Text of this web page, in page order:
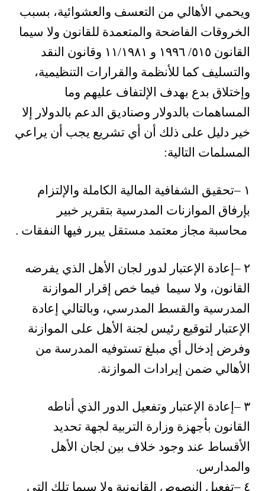
ويحمي الأهالي من التعسف والعشوائية، بسبب
الخروقات الفاضحة والمتعمدة للقانون ولا سيما
القانون ٥١٥/ ١٩٩٦ و ١١/١٩٨١ وقانون النقد
والتسليف كما للأنظمة والقرارات التنظيمية،
وإختلاق بدع بهدف الإلتفاف عليهم وما
المساهمات بالدولار وصناديق الدعم بالدولار إلا
خير دليل على ذلك أن أي تشريع يجب أن يراعي
المسلمات التالية:
١ –تحقيق الشفافية المالية الكاملة والإلتزام
بإرفاق الموازنات المدرسية بتقرير خبير
محاسبة مجاز معتمد مستقل يبرر فيها النفقات .
٢ –إعادة الإعتبار لدور لجان الأهل الذي يفرضه
القانون، ولا سيما فيما خص إقرار الموازنة
المدرسية والقسط المدرسي، وبالتالي إعادة
الإعتبار لتوقيع رئيس لجنة الأهل على الموازنة
وفرض إدخال أي مبلغ تستوفيه المدرسة من
الأهالي ضمن إيرادات الموازنة.
٣ –إعادة الإعتبار وتفعيل الدور الذي أناطه
القانون بأجهزة وزارة التربية لجهة تحديد
الأقساط عند وجود خلاف بين لجان الأهل
والمدارس.
٤ –تفعيل النصوص القانونية ولا سيما تلك التي